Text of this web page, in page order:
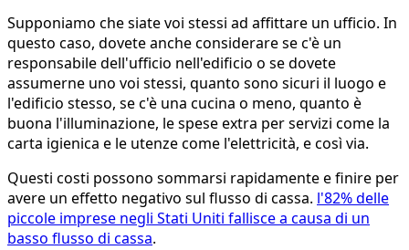
Supponiamo che siate voi stessi ad affittare un ufficio. In
questo caso, dovete anche considerare se c'è un
responsabile dell'ufficio nell'edificio o se dovete
assumerne uno voi stessi, quanto sono sicuri il luogo e
l'edificio stesso, se c'è una cucina o meno, quanto è
buona l'illuminazione, le spese extra per servizi come la
carta igienica e le utenze come l'elettricità, e così via.
Questi costi possono sommarsi rapidamente e finire per
avere un effetto negativo sul flusso di cassa. l'82% delle
piccole imprese negli Stati Uniti fallisce a causa di un
basso flusso di cassa.